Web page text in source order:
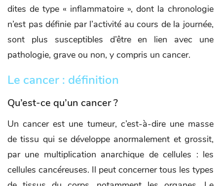
dites de type « inflammatoire », dont la chronologie
n’est pas définie par l’activité au cours de la journée,
sont plus susceptibles d’être en lien avec une
pathologie, grave ou non, y compris un cancer.
Le cancer : définition
Qu’est-ce qu’un cancer ?
Un cancer est une tumeur, c’est-à-dire une masse
de tissu qui se développe anormalement et grossit,
par une multiplication anarchique de cellules : les
cellules cancéreuses. Il peut concerner tous les types